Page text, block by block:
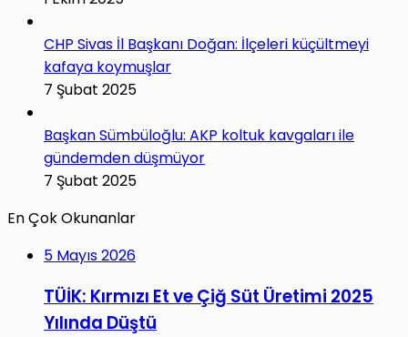
CHP Sivas İl Başkanı Doğan: İlçeleri küçültmeyi
kafaya koymuşlar
7 Şubat 2025
Başkan Sümbüloğlu: AKP koltuk kavgaları ile
gündemden düşmüyor
7 Şubat 2025
En Çok Okunanlar
5 Mayıs 2026
TÜİK: Kırmızı Et ve Çiğ Süt Üretimi 2025
Yılında Düştü